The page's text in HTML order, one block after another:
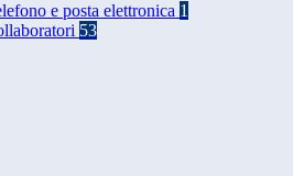
e posta elettronica 1
53